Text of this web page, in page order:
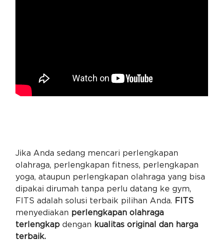
Jika Anda sedang mencari perlengkapan
olahraga, perlengkapan fitness, perlengkapan
yoga, ataupun perlengkapan olahraga yang bisa
dipakai dirumah tanpa perlu datang ke gym,
FITS adalah solusi terbaik pilihan Anda. FITS
menyediakan perlengkapan olahraga
terlengkapdengan kualitas original dan harga
terbaik.